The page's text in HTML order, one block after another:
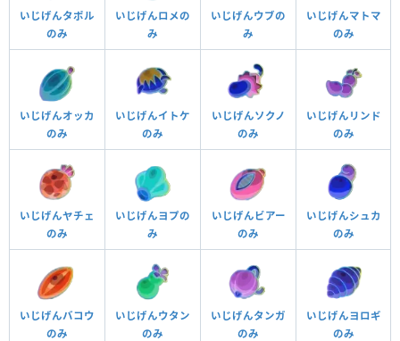
いじげんタポル
のみ
いじげんロメの
み
いじげんウブの
み
いじげんマトマ
のみ
いじげんオッカ
のみ
いじげんイトケ
のみ
いじげんソクノ
のみ
いじげんリンド
のみ
いじげんヤチェ
のみ
いじげんヨプの
み
いじげんビアー
のみ
いじげんシュカ
のみ
いじげんバコウ
のみ
いじげんウタン
のみ
いじげんタンガ
のみ
いじげんヨロギ
のみ